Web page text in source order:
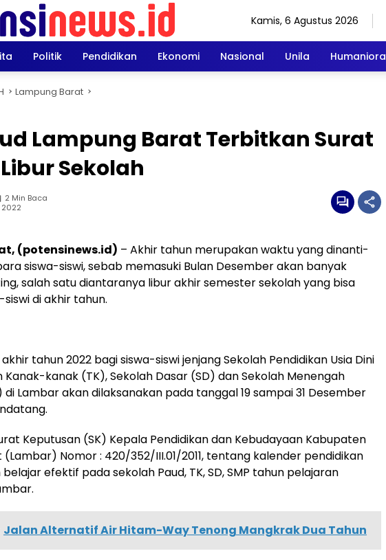
Kamis, 6 Agustus 2026
Politik Pendidikan Ekonomi Nasional Unila Humaniora
Lampung Barat
Lampung Barat Terbitkan Surat
Sekolah
2 Min Baca
2022
(potensinews.id) – Akhir tahun merupakan waktu yang dinanti-
siswa-siswi, sebab memasuki Bulan Desember akan banyak
salah satu diantaranya libur akhir semester sekolah yang bisa
di akhir tahun.
tahun 2022 bagi siswa-siswi jenjang Sekolah Pendidikan Usia Dini
Kanak-kanak (TK), Sekolah Dasar (SD) dan Sekolah Menengah
di Lambar akan dilaksanakan pada tanggal 19 sampai 31 Desember
Keputusan (SK) Kepala Pendidikan dan Kebudayaan Kabupaten
(Lambar) Nomor : 420/352/III.01/2011, tentang kalender pendidikan
efektif pada sekolah Paud, TK, SD, SMP tahun pelajaran
Jalan Alternatif Air Hitam-Way Tenong Mangkrak Dua Tahun